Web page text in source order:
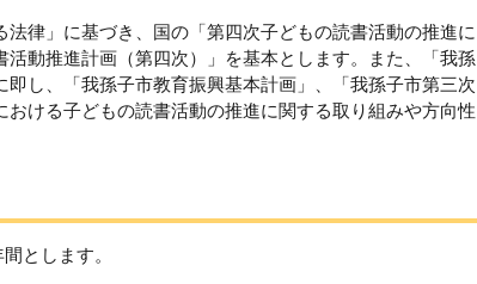
律」に基づき、国の「第四次子どもの読書活動の推進に
動推進計画（第四次）」を基本とします。また、「我孫
し、「我孫子市教育振興基本計画」、「我孫子市第三次
ける子どもの読書活動の推進に関する取り組みや方向性
とします。